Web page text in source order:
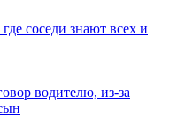
соседи знают всех и
водителю, из-за